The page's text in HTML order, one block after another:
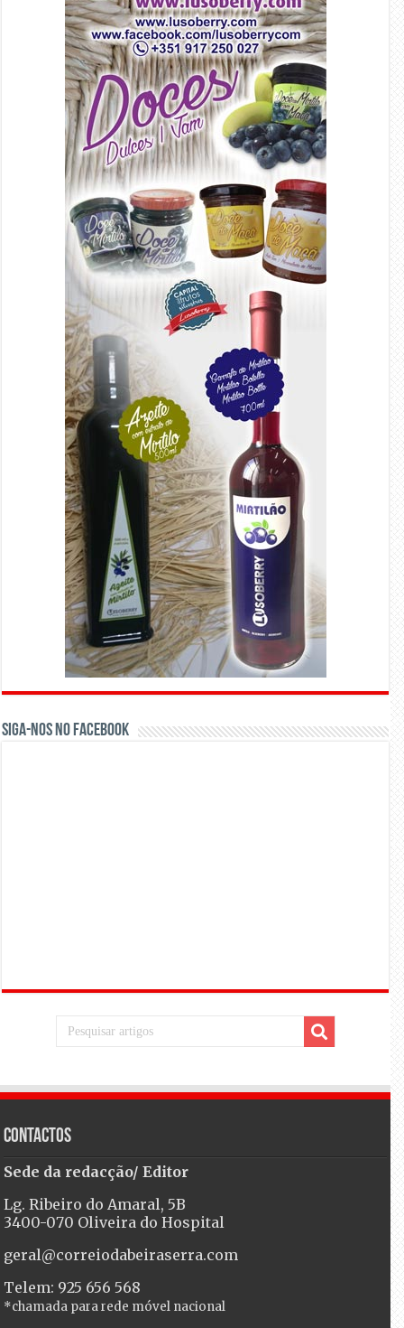
Siga-nos no Facebook
Contactos
Sede da redacção/ Editor
Lg. Ribeiro do Amaral, 5B
3400-070 Oliveira do Hospital
geral@correiodabeiraserra.com
Telem: 925 656 568
*chamada para rede móvel nacional